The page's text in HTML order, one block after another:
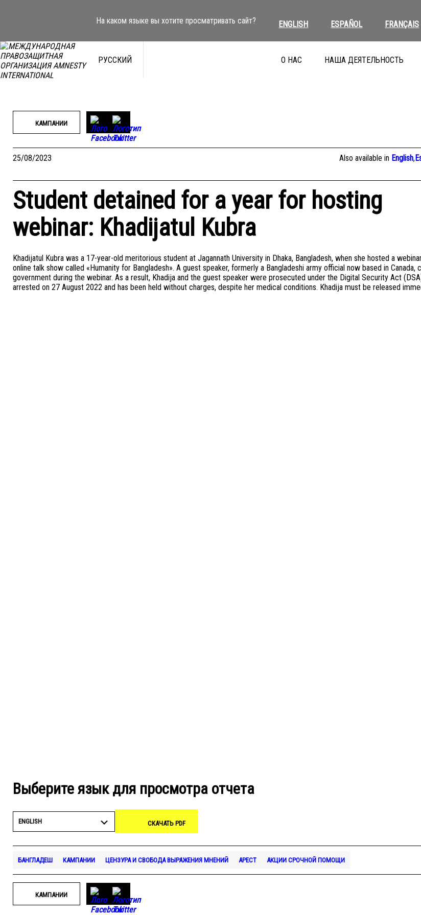
На каком языке вы хотите просматривать сайт? ENGLISH ESPAÑOL FRANÇAIS
РУССКИЙ О НАС НАША ДЕЯТЕЛЬНОСТЬ
КАМПАНИИ
25/08/2023 Also available in English,
Student detained for a year for hosting
webinar: Khadijatul Kubra
Khadijatul Kubra was a 17-year-old meritorious student at Jagannath University in Dhaka, Bangladesh, when she hosted a
online talk show called «Humanity for Bangladesh». A guest speaker, formerly a Bangladeshi army official now based in Canada,
government during the webinar. As a result, Khadija and the guest speaker were prosecuted under the Digital Security Act
arrested on 27 August 2022 and has been held without charges, despite her medical conditions. Khadija must be released
Выберите язык для просмотра отчета
ENGLISH СКАЧАТЬ PDF
БАНГЛАДЕШ КАМПАНИИ ЦЕНЗУРА И СВОБОДА ВЫРАЖЕНИЯ МНЕНИЙ АРЕСТ АКЦИИ СРОЧНОЙ ПОМОЩИ
КАМПАНИИ